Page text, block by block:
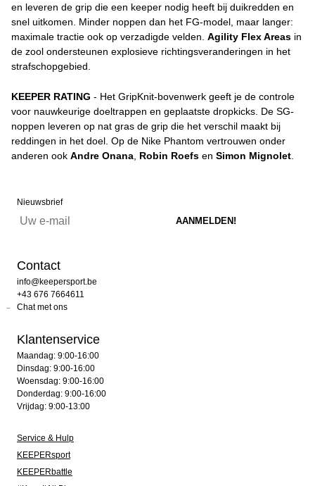
en leveren de grip die een keeper nodig heeft bij duikredden en
snel uitkomen. Minder noppen dan het FG-model, maar langer:
maximale tractie ook op verzadigde velden. Agility Flex Areas in
de zool ondersteunen explosieve richtingsveranderingen in het
strafschopgebied.
KEEPER RATING - Het GripKnit-bovenwerk geeft je de controle
voor nauwkeurige doeltrappen en geplaatste dropkicks. De SG-
noppen leveren op nat gras de grip die het verschil maakt bij
reddingen in het doel. Op de Nike Phantom vertrouwen onder
anderen ook Andre Onana Robin Roefs en Simon Mignolet
Nieuwsbrief
Contact
info@keepersport.be
+43 676 7664611
Chat met ons
Klantenservice
Maandag: 9:00-16:00
Dinsdag: 9:00-16:00
Woensdag: 9:00-16:00
Donderdag: 9:00-16:00
Vrijdag: 9:00-13:00
Service & Hulp
KEEPERsport
KEEPERbattle